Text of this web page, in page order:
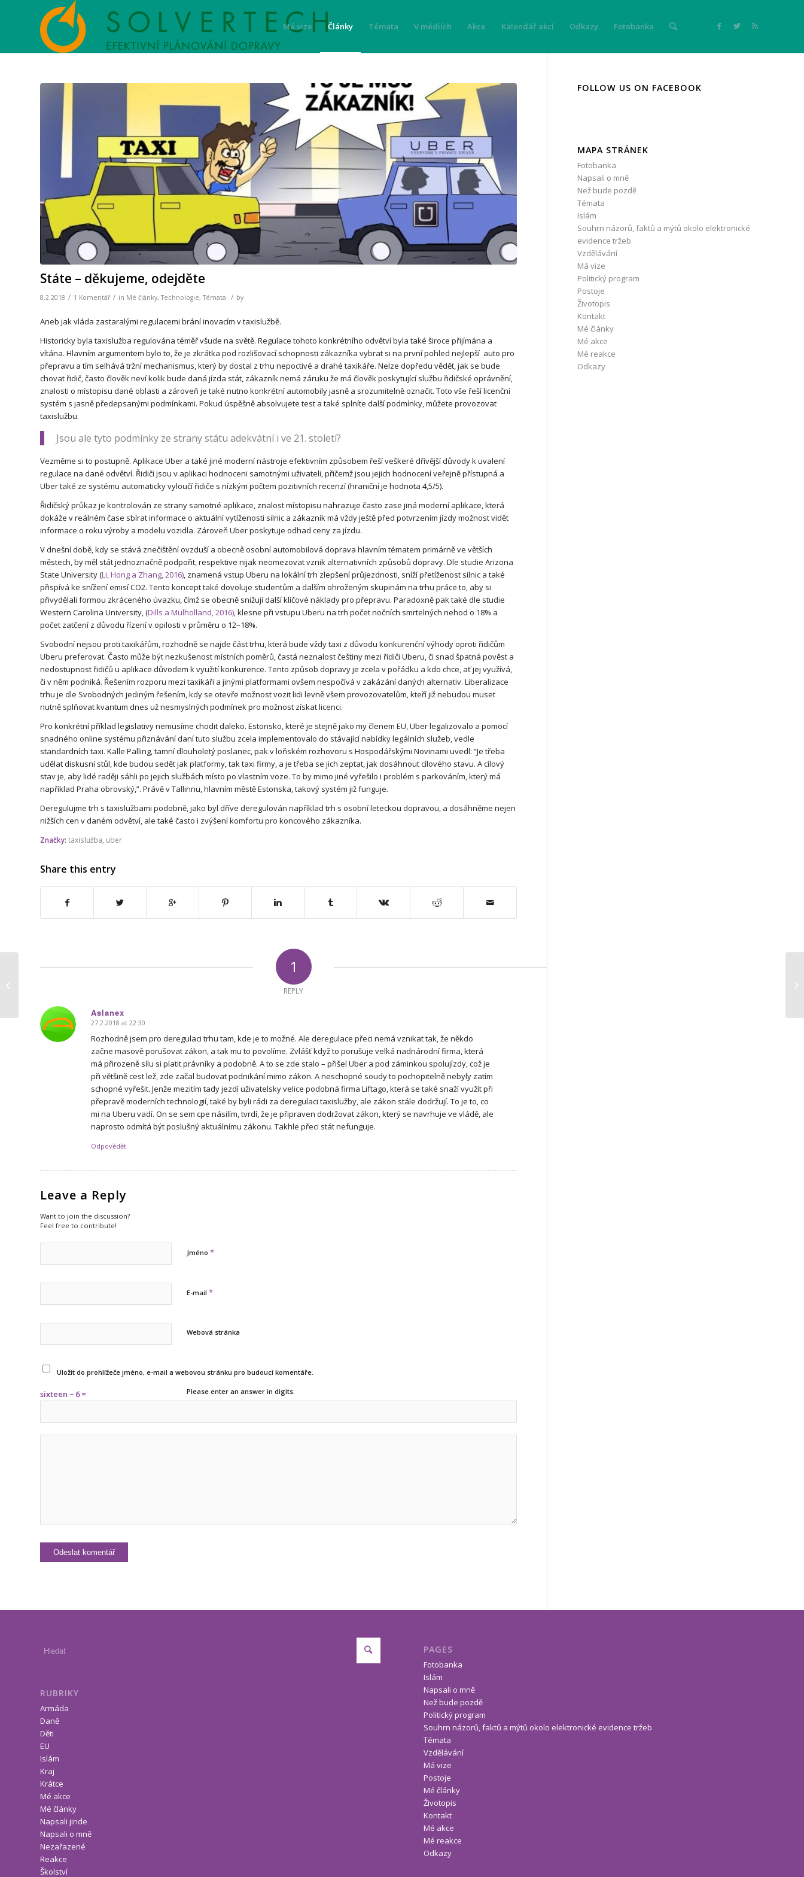
Má vize Články Témata V médiích Akce Kalendář akcí Odkazy Fotobanka
Státe – děkujeme, odejděte
8.2.2018 / 1 Komentář / in Mé články,Technologie,Témata / by
Aneb jak vláda zastaralými regulacemi brání inovacím v taxislužbě.
Historicky byla taxislužba regulována téměř všude na světě. Regulace tohoto konkrétního odvětví byla také široce přijímána a
vítána. Hlavním argumentem bylo to, že je zkrátka pod rozlišovací schopnosti zákazníka vybrat si na první pohled nejlepší auto pro
přepravu a tím selhává tržní mechanismus, který by dostal z trhu nepoctivé a drahé taxikáře. Nelze dopředu vědět, jak se bude
chovat řidič, často člověk neví kolik bude daná jízda stát, zákazník nemá záruku že má člověk poskytující službu řidičské oprávnění,
znalosti o místopisu dané oblasti a zároveň je také nutno konkrétní automobily jasně a srozumitelně označit. Toto vše řeší licenční
systém s jasně předepsanými podmínkami. Pokud úspěšně absolvujete test a také splníte další podmínky, můžete provozovat
taxislužbu.
Jsou ale tyto podmínky ze strany státu adekvátní i ve 21. století?
Vezměme si to postupně. Aplikace Uber a také jiné moderní nástroje efektivním způsobem řeší veškeré dřívější důvody k uvalení
regulace na dané odvětví. Řidiči jsou v aplikaci hodnoceni samotnými uživateli, přičemž jsou jejich hodnocení veřejně přístupná a
Uber také ze systému automaticky vyloučí řidiče s nízkým počtem pozitivních recenzí (hraniční je hodnota 4,5/5).
Řidičský průkaz je kontrolován ze strany samotné aplikace, znalost místopisu nahrazuje často zase jiná moderní aplikace, která
dokáže v reálném čase sbírat informace o aktuální vytíženosti silnic a zákazník má vždy ještě před potvrzením jízdy možnost vidět
informace o roku výroby a modelu vozidla. Zároveň Uber poskytuje odhad ceny za jízdu.
V dnešní době, kdy se stává znečištění ovzduší a obecně osobní automobilová doprava hlavním tématem primárně ve větších
městech, by měl stát jednoznačně podpořit, respektive nijak neomezovat vznik alternativních způsobů dopravy. Dle studie Arizona
State University (Li, Hong a Zhang, 2016), znamená vstup Uberu na lokální trh zlepšení průjezdnosti, sníží přetíženost silnic a také
přispívá ke snížení emisí CO2. Tento koncept také dovoluje studentům a dalším ohroženým skupinám na trhu práce to, aby si
přivydělali formou zkráceného úvazku, čímž se obecně snižují další klíčové náklady pro přepravu. Paradoxně pak také dle studie
Western Carolina University, (Dills a Mulholland, 2016), klesne při vstupu Uberu na trh počet nočních smrtelných nehod o 18% a
počet zatčení z důvodu řízení v opilosti v průměru o 12–18%.
Svobodní nejsou proti taxikářům, rozhodně se najde část trhu, která bude vždy taxi z důvodu konkurenční výhody oproti řidičům
Uberu preferovat. Často může být nezkušenost místních poměrů, častá neznalost češtiny mezi řidiči Uberu, či snad špatná pověst a
nedostupnost řidičů u aplikace důvodem k využití konkurence. Tento způsob dopravy je zcela v pořádku a kdo chce, ať jej využívá,
či v něm podniká. Řešením rozporu mezi taxikáři a jinými platformami ovšem nespočívá v zakázání daných alternativ. Liberalizace
trhu je dle Svobodných jediným řešením, kdy se otevře možnost vozit lidi levně všem provozovatelům, kteří již nebudou muset
nutně splňovat kvantum dnes už nesmyslných podmínek pro možnost získat licenci.
Pro konkrétní příklad legislativy nemusíme chodit daleko. Estonsko, které je stejně jako my členem EU, Uber legalizovalo a pomocí
snadného online systému přiznávání daní tuto službu zcela implementovalo do stávající nabídky legálních služeb, vedle
standardních taxi. Kalle Palling, tamní dlouholetý poslanec, pak v loňském rozhovoru s Hospodářskými Novinami uvedl: “Je třeba
udělat diskusní stůl, kde budou sedět jak platformy, tak taxi firmy, a je třeba se jich zeptat, jak dosáhnout cílového stavu. A cílový
stav je, aby lidé raději sáhli po jejich službách místo po vlastním voze. To by mimo jiné vyřešilo i problém s parkováním, který má
například Praha obrovský,”. Právě v Tallinnu, hlavním městě Estonska, takový systém již funguje.
Deregulujme trh s taxislužbami podobně, jako byl dříve deregulován například trh s osobní leteckou dopravou, a dosáhněme nejen
nižších cen v daném odvětví, ale také často i zvýšení komfortu pro koncového zákazníka.
Značky: taxislužba uber
Share this entry
1
REPLY
Aslanex
says:
27.2.2018 at 22:30
Rozhodně jsem pro deregulaci trhu tam, kde je to možné. Ale deregulace přeci nemá vznikat tak, že někdo
začne masově porušovat zákon, a tak mu to povolíme. Zvlášť když to porušuje velká nadnárodní firma, která
má přirozeně sílu si platit právníky a podobně. A to se zde stalo – přišel Uber a pod záminkou spolujízdy, což je
při většině cest lež, zde začal budovat podnikání mimo zákon. A neschopné soudy to pochopitelně nebyly zatím
schopné vyřešit. Jenže mezitím tady jezdí uživatelsky velice podobná firma Liftago, která se také snaží využít při
přepravě moderních technologií, také by byli rádi za deregulaci taxislužby, ale zákon stále dodržují. To je to, co
mi na Uberu vadí. On se sem cpe násilím, tvrdí, že je připraven dodržovat zákon, který se navrhuje ve vládě, ale
naprosto odmítá být poslušný aktuálnímu zákonu. Takhle přeci stát nefunguje.
Odpovědět
Leave a Reply
Want to join the discussion?
Feel free to contribute!
Jméno *
E-mail *
Webová stránka
Uložit do prohlížeče jméno, e-mail a webovou stránku pro budoucí komentáře.
Please enter an answer in digits:
sixteen − 6 =
FOLLOW US ON FACEBOOK
MAPA STRÁNEK
Fotobanka
Napsali o mně
Než bude pozdě
Témata
Islám
Souhrn názorů, faktů a mýtů okolo elektronické
evidence tržeb
Vzdělávání
Má vize
Politický program
Postoje
Životopis
Kontakt
Mé články
Mé akce
Mé reakce
Odkazy
RUBRIKY
Armáda
Daně
Děti
EU
Islám
Kraj
Krátce
Mé akce
Mé články
Napsali jinde
Napsali o mně
Nezařazené
Reakce
Školství
PAGES
Fotobanka
Islám
Napsali o mně
Než bude pozdě
Politický program
Souhrn názorů, faktů a mýtů okolo elektronické evidence tržeb
Témata
Vzdělávání
Má vize
Postoje
Mé články
Životopis
Kontakt
Mé akce
Mé reakce
Odkazy